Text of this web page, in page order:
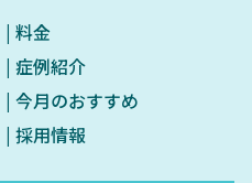
| 料金
| 症例紹介
| 今月のおすすめ
| 採用情報